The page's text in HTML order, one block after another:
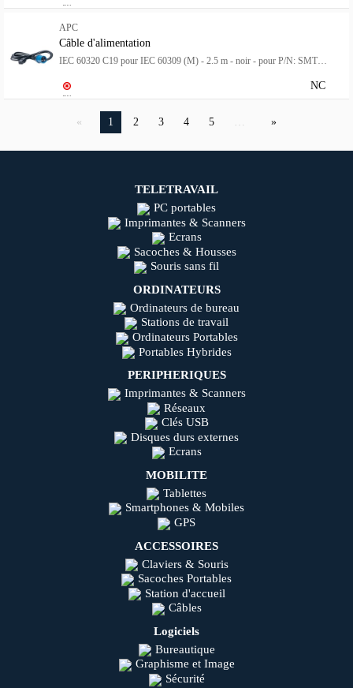
APC
Câble d'alimentation
NC
1 2 3 4 5 …
TELETRAVAIL
PC portables
Imprimantes & Scanners
Ecrans
Sacoches & Housses
Souris sans fil
ORDINATEURS
Ordinateurs de bureau
Stations de travail
Ordinateurs Portables
Portables Hybrides
PERIPHERIQUES
Imprimantes & Scanners
Réseaux
Clés USB
Disques durs externes
Ecrans
MOBILITE
Tablettes
Smartphones & Mobiles
GPS
ACCESSOIRES
Claviers & Souris
Sacoches Portables
Station d'accueil
Câbles
Logiciels
Bureautique
Graphisme et Image
Sécurité